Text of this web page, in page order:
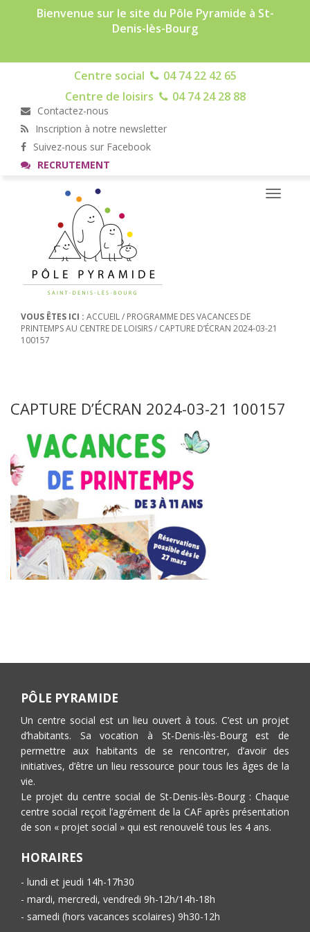
Bienvenue sur le site du Pôle Pyramide à St-
Denis-lès-Bourg
Centre social
04 74 22 42 65
Centre de loisirs
04 74 24 28 88
Contactez-nous
Inscription à notre newsletter
Suivez-nous sur Facebook
RECRUTEMENT
Toggle
VOUS ÊTES ICI : ACCUEIL/ PROGRAMME DES VACANCES DE
PRINTEMPS AU CENTRE DE LOISIRS/ CAPTURE D’ÉCRAN 2024-03-21
100157
CAPTURE D’ÉCRAN 2024-03-21 100157
PÔLE PYRAMIDE
Un centre social est un lieu ouvert à tous. C’est un projet
d’habitants. Sa vocation à St-Denis-lès-Bourg est de
permettre aux habitants de se rencontrer, d’avoir des
initiatives, d’être un lieu ressource pour tous les âges de la
vie.
Le projet du centre social de St-Denis-lès-Bourg : Chaque
centre social reçoit l’agrément de la CAF après présentation
de son « projet social » qui est renouvelé tous les 4 ans.
HORAIRES
- lundi et jeudi 14h-17h30
- mardi, mercredi, vendredi 9h-12h/14h-18h
- samedi (hors vacances scolaires) 9h30-12h